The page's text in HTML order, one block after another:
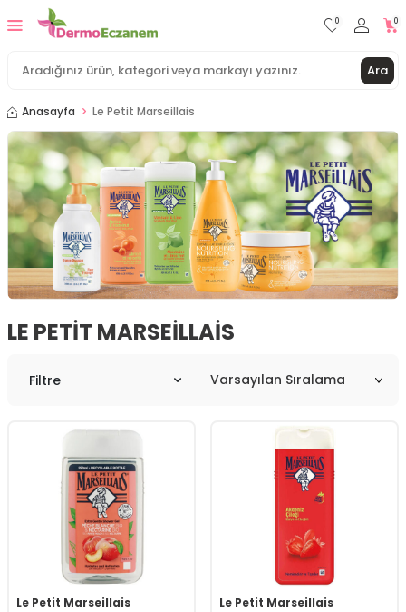
Ara
0 0
Anasayfa Le Petit Marseillais
LE PETIT MARSEILLAIS
Filtre
Le Petit Marseillais
Le Petit Marseillais